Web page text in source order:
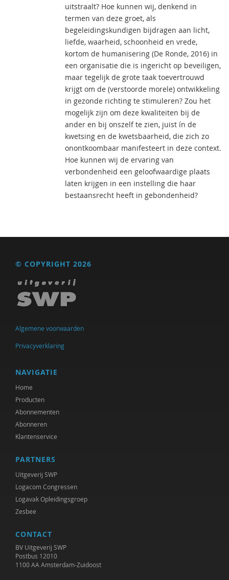
uitstraalt? Hoe kunnen wij, denkend in
termen van deze groet, als
begeleidingskundigen bijdragen aan licht,
liefde, waarheid, schoonheid en vrede,
kortom de humanisering (De Ronde, 2016) in
een organisatie die is ingericht op beveiligen,
maar tegelijk de grote taak toevertrouwd
krijgt om de (verstoorde morele) ontwikkeling
in gezonde richting te stimuleren? Zou het
mogelijk zijn om deze kwaliteiten bij de
ander en bij onszelf te zien, juist ín de
kwetsing en de kwetsbaarheid, die zich zo
onontkoombaar manifesteert in deze context.
Hoe kunnen wij de ervaring van
verbondenheid een geloofwaardige plaats
laten krijgen in een instelling die haar
bestaansrecht heeft in gebondenheid?
© COPYRIGHT 2026
Algemene voorwaarden
Privacyverklaring
NAVIGATIE
Home
Producten
Abonnementen
Abonneren
Klantenservice
PARTNERS
Uitgeverij SWP
Logacom Congressen
Logavak Opleidingsgroep
Zesbee
CONTACT
BV Uitgeverij SWP
Postbus 12010
1100 AA Amsterdam-Zuidoost